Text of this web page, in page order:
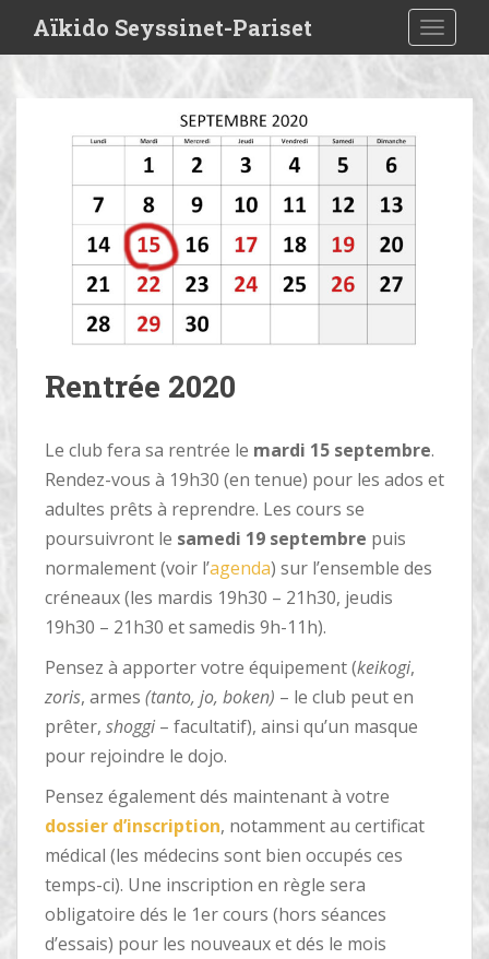
i
Aïkido Seyssinet-Pariset
Rentrée 2020
Le club fera sa rentrée le mardi 15 septembre.
Rendez-vous à 19h30 (en tenue) pour les ados et
adultes prêts à reprendre. Les cours se
poursuivront le samedi 19 septembre puis
normalement (voir l’agenda) sur l’ensemble des
créneaux (les mardis 19h30 – 21h30, jeudis
19h30 – 21h30 et samedis 9h-11h).
Pensez à apporter votre équipement (keikogi,
zoris, armes (tanto, jo, boken) – le club peut en
prêter, shoggi – facultatif), ainsi qu’un masque
pour rejoindre le dojo.
Pensez également dés maintenant à votre
dossier d’inscription, notamment au certificat
médical (les médecins sont bien occupés ces
temps-ci). Une inscription en règle sera
obligatoire dés le 1er cours (hors séances
d’essais) pour les nouveaux et dés le mois